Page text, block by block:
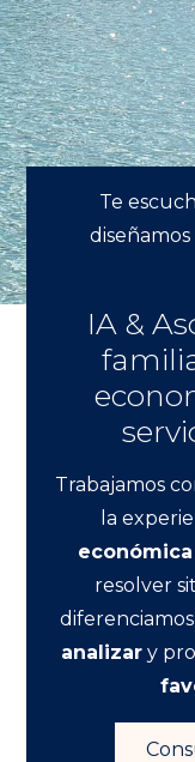
Te
IA &
Trabajamos
la
resolver
analizar y